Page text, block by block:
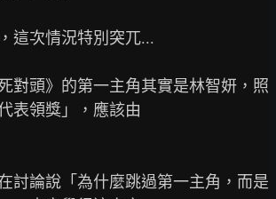
這次情況特別突兀...
對頭》的第一主角其實是林智妍，照
表領獎」，應該由
討論說「為什麼跳過第一主角，而是